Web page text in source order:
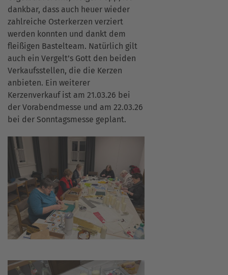
dankbar, dass auch heuer wieder
zahlreiche Osterkerzen verziert
werden konnten und dankt dem
fleißigen Bastelteam. Natürlich gilt
auch ein Vergelt’s Gott den beiden
Verkaufsstellen, die die Kerzen
anbieten. Ein weiterer
Kerzenverkauf ist am 21.03.26 bei
der Vorabendmesse und am 22.03.26
bei der Sonntagsmesse geplant.